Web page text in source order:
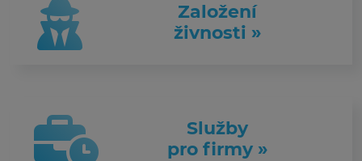
Založení
živnosti »
Služby
pro firmy »